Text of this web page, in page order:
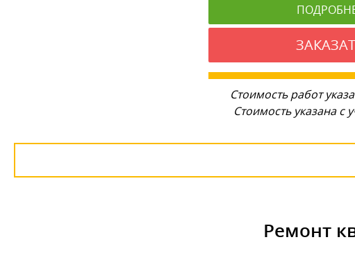
Стоимость работ
Стоимость указана с
Ремонт